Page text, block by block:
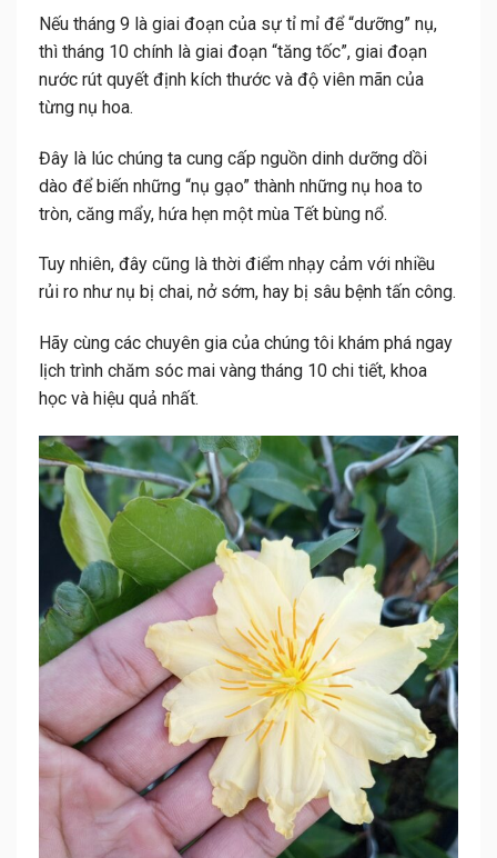
Nếu tháng 9 là giai đoạn của sự tỉ mỉ để “dưỡng” nụ,
thì tháng 10 chính là giai đoạn “tăng tốc”, giai đoạn
nước rút quyết định kích thước và độ viên mãn của
từng nụ hoa.
Đây là lúc chúng ta cung cấp nguồn dinh dưỡng dồi
dào để biến những “nụ gạo” thành những nụ hoa to
tròn, căng mẩy, hứa hẹn một mùa Tết bùng nổ.
Tuy nhiên, đây cũng là thời điểm nhạy cảm với nhiều
rủi ro như nụ bị chai, nở sớm, hay bị sâu bệnh tấn công.
Hãy cùng các chuyên gia của chúng tôi khám phá ngay
lịch trình chăm sóc mai vàng tháng 10 chi tiết, khoa
học và hiệu quả nhất.